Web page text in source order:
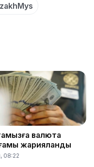
валюта
жарияланды
08:22